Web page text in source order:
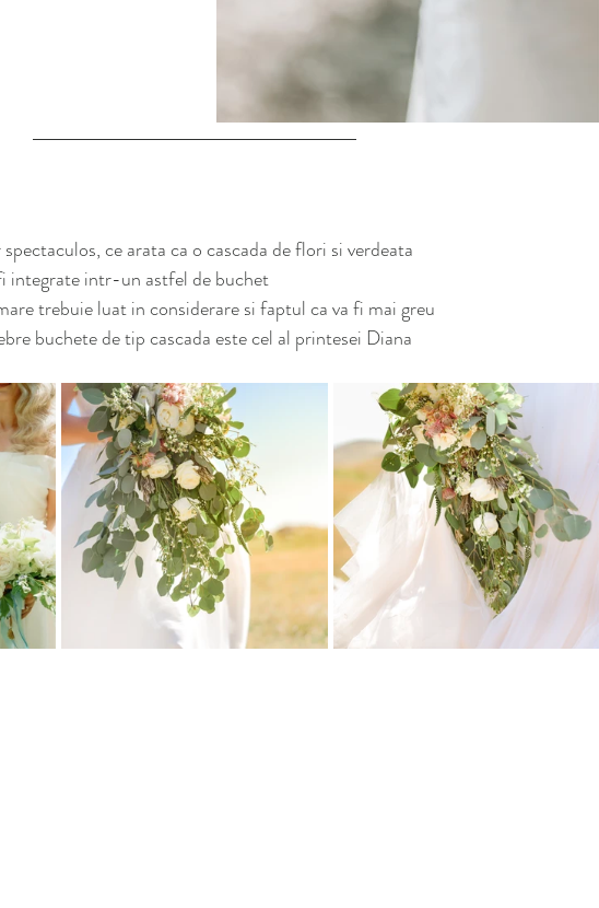
ce arata ca o cascada de flori si verdeata
intr-un astfel de buchet
trebuie luat in considerare si faptul ca va fi mai greu
buchete de tip cascada este cel al printesei Diana